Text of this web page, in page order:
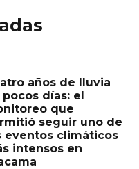
años de lluvia
pocos días: el
que
seguir uno de
eventos climáticos
intensos en